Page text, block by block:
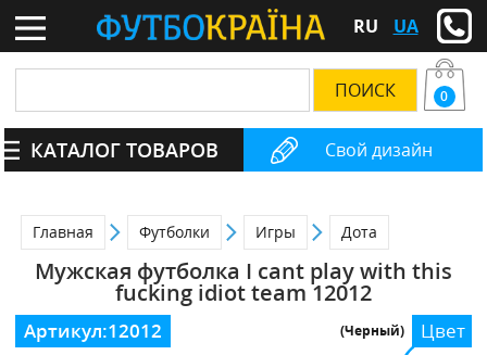
RU UA
Свой дизайн
0
КАТАЛОГ ТОВАРОВ
Главная Футболки Игры Дота
Мужская футболка I cant play with this
fucking idiot team 12012
Цвет
(Черный)
Артикул:12012